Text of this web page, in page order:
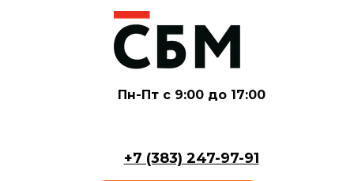
Пн-Пт с 9:00 до 17:00
+7 (383) 247-97-91